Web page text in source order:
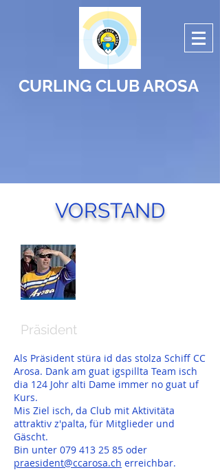
CURLING CLUB AROSA
VORSTAND
Präsident
Als Präsident stüra id das stolza Schiff CC
Arosa. Dank am guat igspillta Team isch
dia 124 Johr alti Dame immer no guat uf
Kurs.
Mis Ziel isch, da Club mit Aktivitäta
attraktiv z'palta, für Mitglieder und
Gäscht.
Bin unter 079 413 25 85 oder
praesident@ccarosa.ch erreichbar.